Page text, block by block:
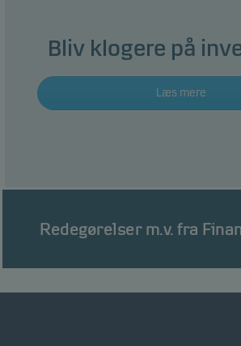
Bliv klogere på
Læs mere
Redegørelser m.v. fra